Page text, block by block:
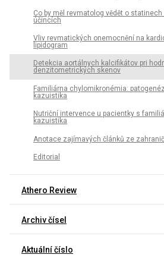
Co by měl revmatolog vědět o
účincích
Vliv revmatických onemocnění na
lipidogram
Detekcia aortálnych kalcifikátov pri
denzitometrických skenov
Familiárna chylomikronémia:
kazuistika
Nutriční intervence u pacientky s
kazuistika
Anotace zajímavých článků ze
Editorial
Athero Review
Archiv čísel
Aktuální číslo